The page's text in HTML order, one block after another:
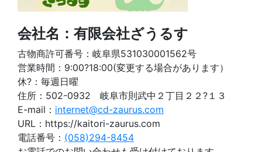
会社名：有限会社ざうるす
古物商許可番号：岐阜県531030001562号
営業時間：9:00?18:00(変更する場合があります）
休?：毎週日曜
住所：502-0932 岐阜市則武中２丁目２２?１３
E-mail： internet@cd-zaurus.com
URL：https://kaitori-zaurus.com
電話番号： (058)294-8454